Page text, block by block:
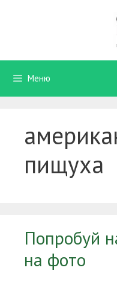
Меню
пищуха
Попробуй
на фото